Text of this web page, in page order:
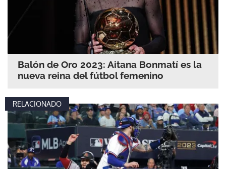
Balón de Oro 2023: Aitana Bonmatí es la
nueva reina del fútbol femenino
RELACIONADO